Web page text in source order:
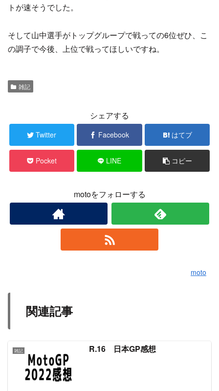
トが速そうでした。
そして山中選手がトップグループで戦っての6位ぜひ、こ
の調子で今後、上位で戦ってほしいですね。
雑記
シェアする
Twitter Facebook はてブ
Pocket LINE コピー
motoをフォローする
moto
関連記事
雑記 R.16 日本GP感想